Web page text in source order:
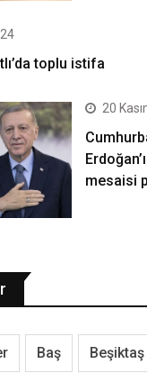
toplu istifa
20
mesaisi
Baş Beşiktaş